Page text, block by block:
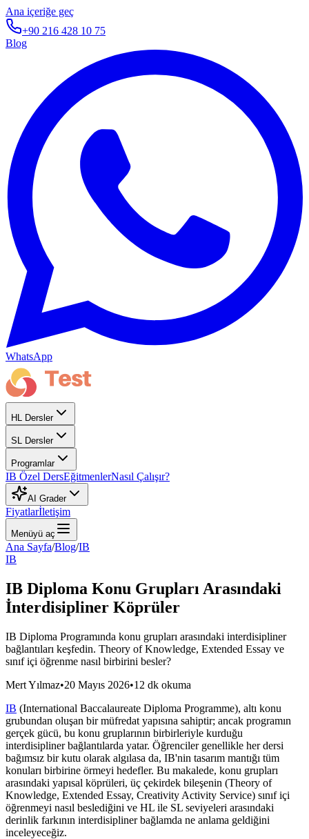
Ana içeriğe geç
+90 216 428 10 75
Blog
WhatsApp
HL Dersler
SL Dersler
Programlar
IB Özel DersEğitmenlerNasıl Çalışır?
AI Grader
Fiyatlarİletişim
Menüyü aç
Ana Sayfa/Blog/IB
IB
IB Diploma Konu Grupları Arasındaki
İnterdisipliner Köprüler
IB Diploma Programında konu grupları arasındaki interdisipliner
bağlantıları keşfedin. Theory of Knowledge, Extended Essay ve
sınıf içi öğrenme nasıl birbirini besler?
Mert Yılmaz•20 Mayıs 2026•12 dk okuma
IB (International Baccalaureate Diploma Programme), altı konu
grubundan oluşan bir müfredat yapısına sahiptir; ancak programın
gerçek gücü, bu konu gruplarının birbirleriyle kurduğu
interdisipliner bağlantılarda yatar. Öğrenciler genellikle her dersi
bağımsız bir kutu olarak algılasa da, IB'nin tasarım mantığı tüm
konuları birbirine örmeyi hedefler. Bu makalede, konu grupları
arasındaki yapısal köprüleri, üç çekirdek bileşenin (Theory of
Knowledge, Extended Essay, Creativity Activity Service) sınıf içi
öğrenmeyi nasıl beslediğini ve HL ile SL seviyeleri arasındaki
derinlik farkının interdisipliner bağlamda ne anlama geldiğini
inceleyeceğiz.